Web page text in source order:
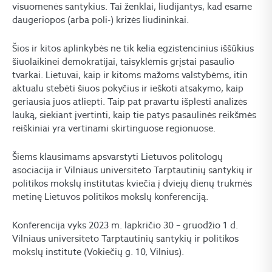
visuomenės santykius. Tai ženklai, liudijantys, kad esame
daugeriopos (arba poli-) krizės liudininkai.
Šios ir kitos aplinkybės ne tik kelia egzistencinius iššūkius
šiuolaikinei demokratijai, taisyklėmis grįstai pasaulio
tvarkai. Lietuvai, kaip ir kitoms mažoms valstybėms, itin
aktualu stebėti šiuos pokyčius ir ieškoti atsakymo, kaip
geriausia juos atliepti. Taip pat pravartu išplėsti analizės
lauką, siekiant įvertinti, kaip tie patys pasaulinės reikšmės
reiškiniai yra vertinami skirtinguose regionuose.
Šiems klausimams apsvarstyti Lietuvos politologų
asociacija ir Vilniaus universiteto Tarptautinių santykių ir
politikos mokslų institutas kviečia į dviejų dienų trukmės
metinę Lietuvos politikos mokslų konferenciją.
Konferencija vyks 2023 m. lapkričio 30 – gruodžio 1 d.
Vilniaus universiteto Tarptautinių santykių ir politikos
mokslų institute (Vokiečių g. 10, Vilnius).